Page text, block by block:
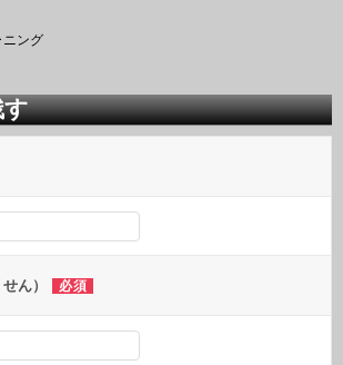
ング
す
ん） 必須